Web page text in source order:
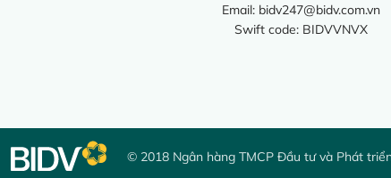
Email: bidv247@bidv.com.vn
Swift code: BIDVVNVX
© 2018 Ngân hàng TMCP Đầu tư và Phát